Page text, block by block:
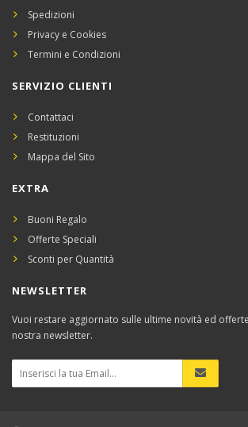
Spedizioni
Privacy e Cookies
Termini e Condizioni
SERVIZIO CLIENTI
Contattaci
Restituzioni
Mappa del Sito
EXTRA
Buoni Regalo
Offerte Speciali
Sconti per Quantità
NEWSLETTER
Vuoi restare aggiornato sulle ultime novità ed
nostra newsletter.